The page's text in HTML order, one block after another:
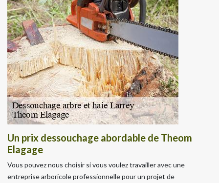
Un prix dessouchage abordable de Theom
Elagage
Vous pouvez nous choisir si vous voulez travailler avec une
entreprise arboricole professionnelle pour un projet de